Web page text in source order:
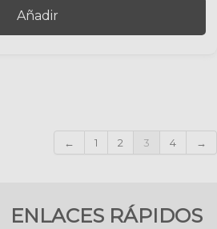
Añadir
← 1 2 3 4 →
ENLACES RÁPIDOS